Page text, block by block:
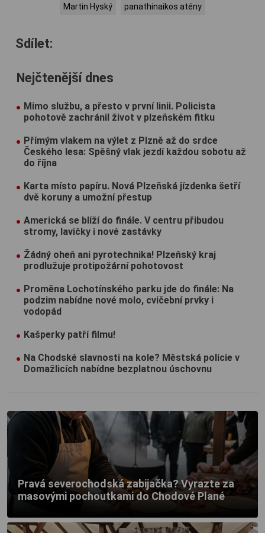
Martin Hyský panathinaikos atény
Sdílet:
Nejčtenější dnes
Mimo službu, a přesto v první linii. Policista
pohotově zachránil život v plzeňském fitku
Přímým vlakem na výlet z Plzně až do srdce
Českého lesa: Spěšný vlak jezdí každou sobotu až
do října
Karta místo papíru. Nová Plzeňská jízdenka šetří
dvě koruny a umožní přestup
Americká se blíží do finále. V centru přibudou
stromy, lavičky i nové zastávky
Žádný oheň ani pyrotechnika! Plzeňský kraj
prodlužuje protipožární pohotovost
Proměna Lochotínského parku jde do finále: Na
podzim nabídne nové molo, cvičební prvky i
vodopád
Kašperky patří filmu!
Na Chodské slavnosti na kole? Městská policie v
Domažlicích nabídne bezplatnou úschovnu
Pravá severochodská zabijačka? Vyrazte za
masovými pochoutkami do Chodové Plané